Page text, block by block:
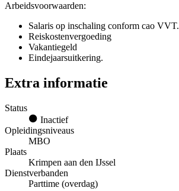
Arbeidsvoorwaarden:
Salaris op inschaling conform cao VVT.
Reiskostenvergoeding
Vakantiegeld
Eindejaarsuitkering.
Extra informatie
Status
Inactief
Opleidingsniveaus
MBO
Plaats
Krimpen aan den IJssel
Dienstverbanden
Parttime (overdag)